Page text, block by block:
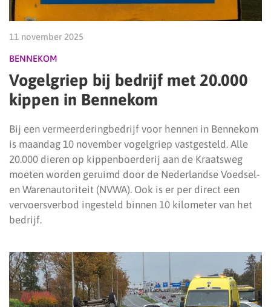
11 november 2025
BENNEKOM
Vogelgriep bij bedrijf met 20.000
kippen in Bennekom
Bij een vermeerderingbedrijf voor hennen in Bennekom
is maandag 10 november vogelgriep vastgesteld. Alle
20.000 dieren op kippenboerderij aan de Kraatsweg
moeten worden geruimd door de Nederlandse Voedsel-
en Warenautoriteit (NVWA). Ook is er per direct een
vervoersverbod ingesteld binnen 10 kilometer van het
bedrijf.